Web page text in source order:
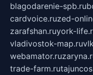
blagodarenie-spb.ru
cardvoice.ruzed-
zarafshan.ruyork-
vladivostok-map.ru
webamator.ru
trade-farm.ru